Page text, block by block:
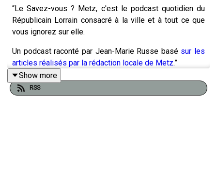
“Le Savez-vous ? Metz, c'est le podcast quotidien du
Républicain Lorrain consacré à la ville et à tout ce que
vous ignorez sur elle.
Un podcast raconté par Jean-Marie Russe basé sur les
articles réalisés par la rédaction locale de Metz.”
Show more
RSS